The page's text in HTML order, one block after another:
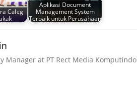
Caleg
Aplikasi Document
Management System
Terbaik untuk Perusahaan
Manager at PT Rect Media Komputindo